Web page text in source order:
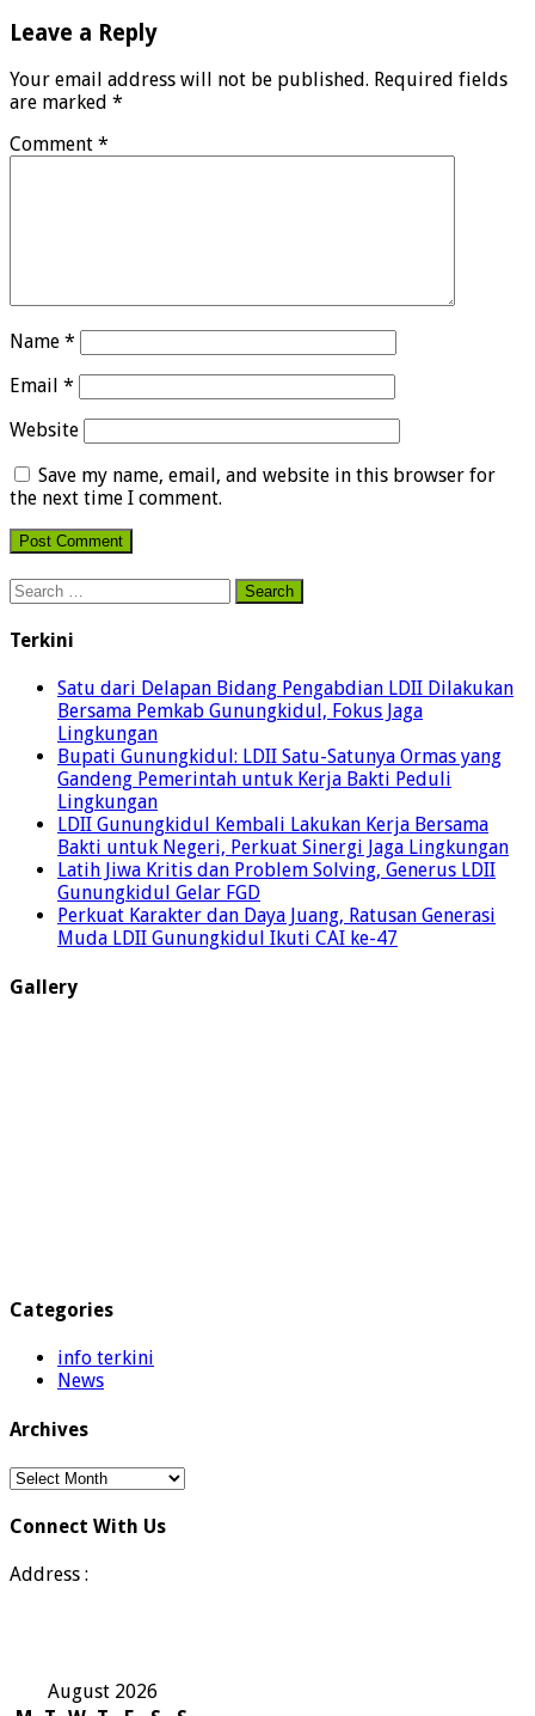
Leave a Reply
Your email address will not be published. Required fields
are marked *
Comment *
Name *
Email *
Website
Save my name, email, and website in this browser for
the next time I comment.
Search
for:
Terkini
Satu dari Delapan Bidang Pengabdian LDII Dilakukan
Bersama Pemkab Gunungkidul, Fokus Jaga
Lingkungan
Bupati Gunungkidul: LDII Satu-Satunya Ormas yang
Gandeng Pemerintah untuk Kerja Bakti Peduli
Lingkungan
LDII Gunungkidul Kembali Lakukan Kerja Bersama
Bakti untuk Negeri, Perkuat Sinergi Jaga Lingkungan
Latih Jiwa Kritis dan Problem Solving, Generus LDII
Gunungkidul Gelar FGD
Perkuat Karakter dan Daya Juang, Ratusan Generasi
Muda LDII Gunungkidul Ikuti CAI ke-47
Gallery
Categories
info terkini
News
Archives
Archives
Connect With Us
Address :
August 2026